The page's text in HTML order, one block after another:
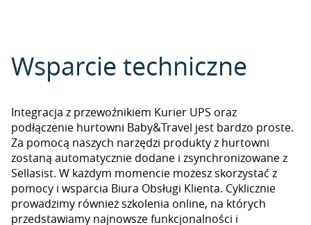
Wsparcie techniczne
Integracja z przewoźnikiem Kurier UPS oraz
podłączenie hurtowni Baby&Travel jest bardzo proste.
Za pomocą naszych narzędzi produkty z hurtowni
zostaną automatycznie dodane i zsynchronizowane z
Sellasist. W każdym momencie możesz skorzystać z
pomocy i wsparcia Biura Obsługi Klienta. Cyklicznie
prowadzimy również szkolenia online, na których
przedstawiamy najnowsze funkcjonalności i